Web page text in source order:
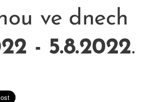
ve dnech
- 5.8.2022.